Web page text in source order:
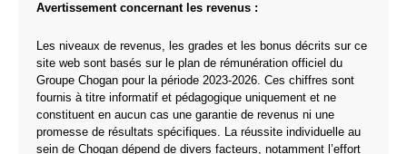
Avertissement concernant les revenus :
Les niveaux de revenus, les grades et les bonus décrits sur ce
site web sont basés sur le plan de rémunération officiel du
Groupe Chogan pour la période 2023-2026. Ces chiffres sont
fournis à titre informatif et pédagogique uniquement et ne
constituent en aucun cas une garantie de revenus ni une
promesse de résultats spécifiques. La réussite individuelle au
sein de Chogan dépend de divers facteurs, notamment l’effort